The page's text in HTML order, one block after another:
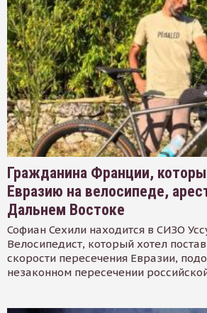
Гражданина Франции,
Евразию на велосипеде,
Дальнем Востоке
Софиан Сехили находится в СИЗО
Велосипедист, который хотел
скорости пересечения Евразии,
незаконном пересечении